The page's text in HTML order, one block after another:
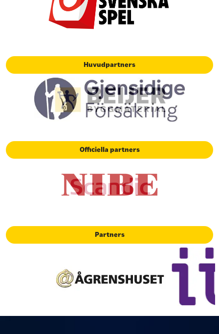
Huvudpartners
Officiella partners
Partners